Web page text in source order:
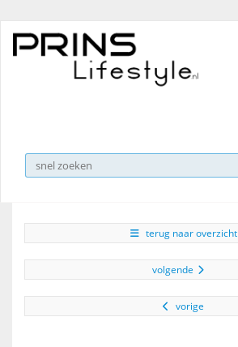
terug naar overzicht
volgende
vorige